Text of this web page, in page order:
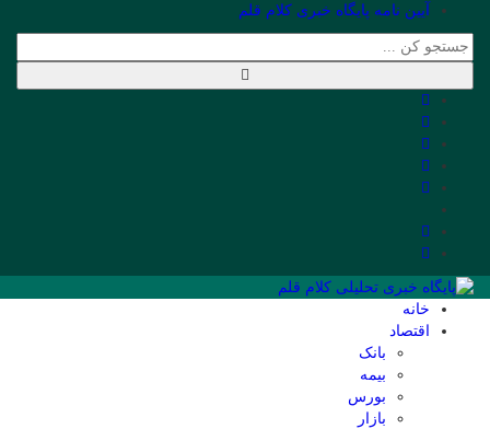
آیین نامه پایگاه خبری کلام قلم
خانه
اقتصاد
بانک
بیمه
بورس
بازار